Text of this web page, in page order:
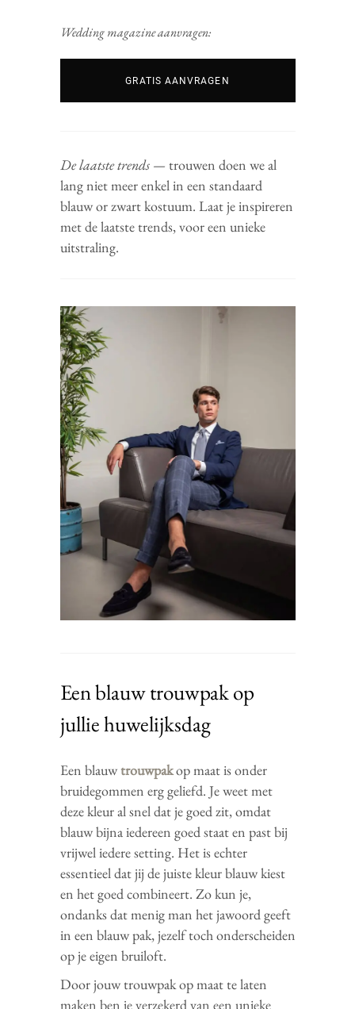
Wedding magazine aanvragen:
GRATIS AANVRAGEN
De laatste trends — trouwen doen we al
lang niet meer enkel in een standaard
blauw or zwart kostuum. Laat je inspireren
met de laatste trends, voor een unieke
uitstraling.
Een blauw trouwpak op
jullie huwelijksdag
Een blauw trouwpakop maat is onder
bruidegommen erg geliefd. Je weet met
deze kleur al snel dat je goed zit, omdat
blauw bijna iedereen goed staat en past bij
vrijwel iedere setting. Het is echter
essentieel dat jij de juiste kleur blauw kiest
en het goed combineert. Zo kun je,
ondanks dat menig man het jawoord geeft
in een blauw pak, jezelf toch onderscheiden
op je eigen bruiloft.
Door jouw trouwpak op maat te laten
maken ben je verzekerd van een unieke